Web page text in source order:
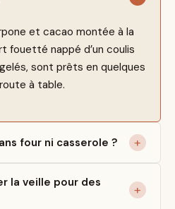
et cacao montée à la
fouetté nappé d’un coulis
sont prêts en quelques
à table.
four ni casserole ?
la veille pour des